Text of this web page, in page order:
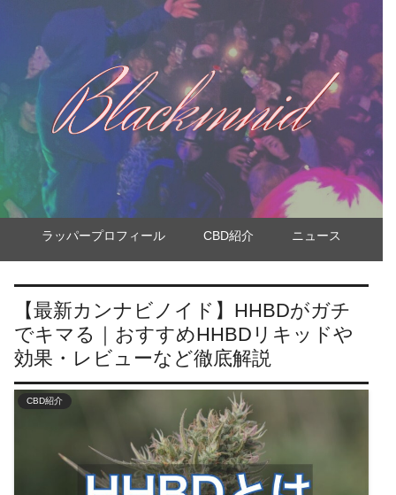
ラッパープロフィール CBD紹介 ニュース
【最新カンナビノイド】HHBDがガチ
でキマる｜おすすめHHBDリキッドや
効果・レビューなど徹底解説
CBD紹介